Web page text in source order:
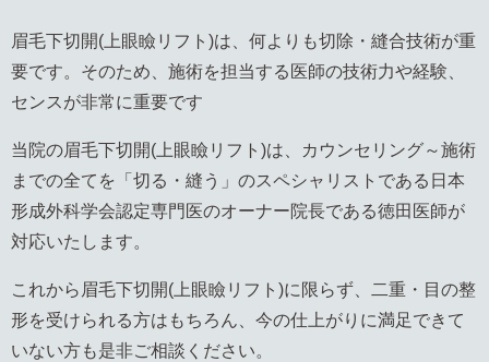
眉毛下切開(上眼瞼リフト)は、何よりも切除・縫合技術が重
要です。そのため、施術を担当する医師の技術力や経験、
センスが非常に重要です
当院の眉毛下切開(上眼瞼リフト)は、カウンセリング～施術
までの全てを「切る・縫う」のスペシャリストである 日本
形成外科学会認定専門医のオーナー院長である徳田医師が
対応いたします。
これから眉毛下切開(上眼瞼リフト)に限らず、二重・目の整
形を受けられる方はもちろん、今の仕上がりに満足できて
いない方も是非ご相談ください。